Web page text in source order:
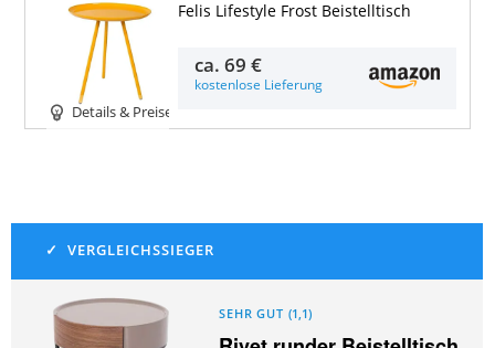
Details & Preise
Felis Lifestyle Frost Beistelltisch
ca.69 €
kostenlose Lieferung
SEHR GUT (1,1)